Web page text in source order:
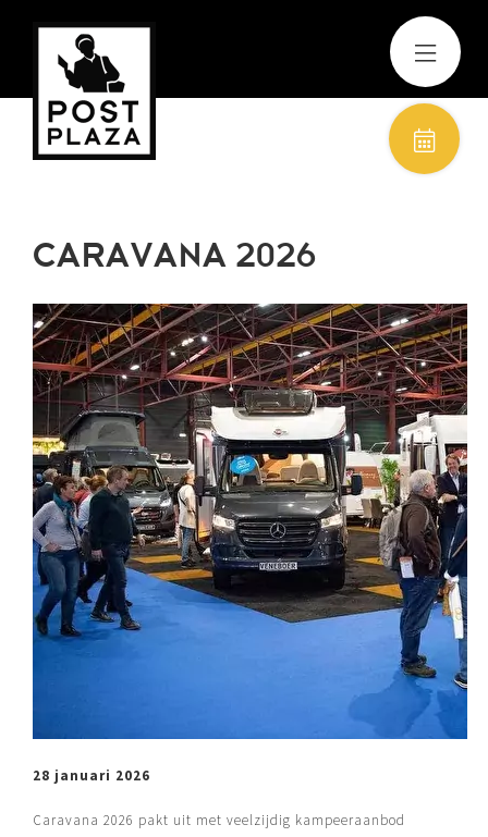
CARAVANA 2026
28 januari 2026
Caravana 2026 pakt uit met veelzijdig kampeeraanbod
Zomer Special
Kom deze zomer naar
hebben voor jou een compleet
samengesteld dat aan alle
voldoet voor een paar
Leeuwarden en Friesland.
BOEK ARRANGEMENT